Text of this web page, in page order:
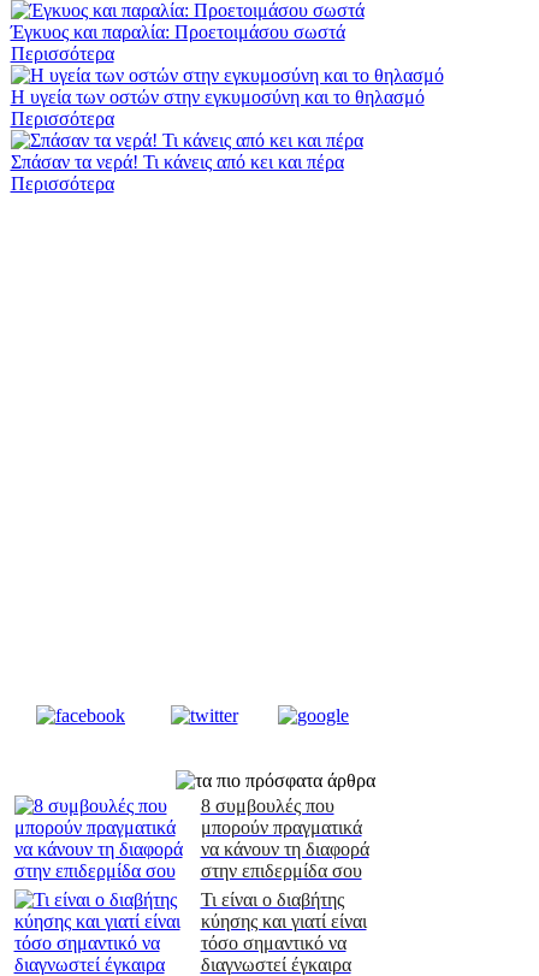
Έγκυος και παραλία: Προετοιμάσου σωστά
Περισσότερα
Η υγεία των οστών στην εγκυμοσύνη και το θηλασμό
Περισσότερα
Σπάσαν τα νερά! Τι κάνεις από κει και πέρα
Περισσότερα
8 συμβουλές που
μπορούν πραγματικά
να κάνουν τη διαφορά
στην επιδερμίδα σου
Τι είναι ο διαβήτης
κύησης και γιατί είναι
τόσο σημαντικό να
διαγνωστεί έγκαιρα